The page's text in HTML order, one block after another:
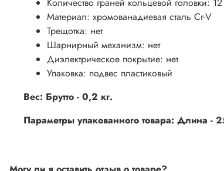
Материал: хромованадиевая сталь Cr-V
Трещотка: нет
Шарнирный механизм: нет
Диэлектрическое покрытие: нет
Упаковка: подвес пластиковый
Вес: Брутто - 0,2 кг.
Параметры упакованного товара: Длина